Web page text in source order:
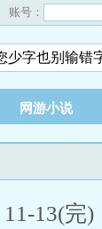
账号：
网游小说
11-13(完)